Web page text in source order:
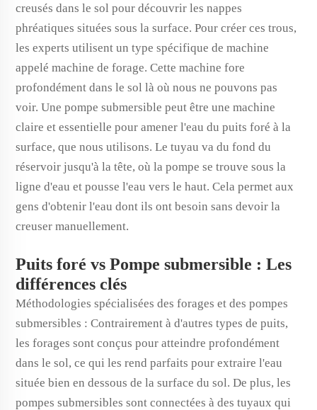
creusés dans le sol pour découvrir les nappes
phréatiques situées sous la surface. Pour créer ces trous,
les experts utilisent un type spécifique de machine
appelé machine de forage. Cette machine fore
profondément dans le sol là où nous ne pouvons pas
voir. Une pompe submersible peut être une machine
claire et essentielle pour amener l'eau du puits foré à la
surface, que nous utilisons. Le tuyau va du fond du
réservoir jusqu'à la tête, où la pompe se trouve sous la
ligne d'eau et pousse l'eau vers le haut. Cela permet aux
gens d'obtenir l'eau dont ils ont besoin sans devoir la
creuser manuellement.
Puits foré vs Pompe submersible : Les
différences clés
Méthodologies spécialisées des forages et des pompes
submersibles : Contrairement à d'autres types de puits,
les forages sont conçus pour atteindre profondément
dans le sol, ce qui les rend parfaits pour extraire l'eau
située bien en dessous de la surface du sol. De plus, les
pompes submersibles sont connectées à des tuyaux qui